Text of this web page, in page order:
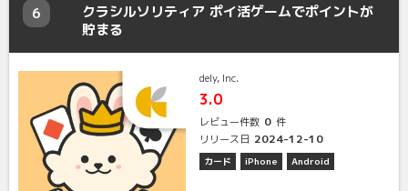
6
クラシルソリティア ポイ活ゲームでポイントが
貯まる
dely, Inc.
3.0
レビュー件数 0 件
リリース日 2024-12-10
カード iPhone Android